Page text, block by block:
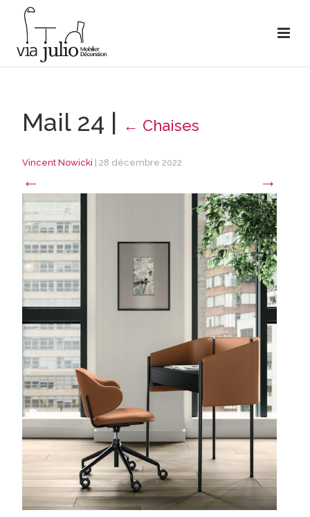
Mail 24 | ← Chaises
Vincent Nowicki 28 décembre 2022
← →